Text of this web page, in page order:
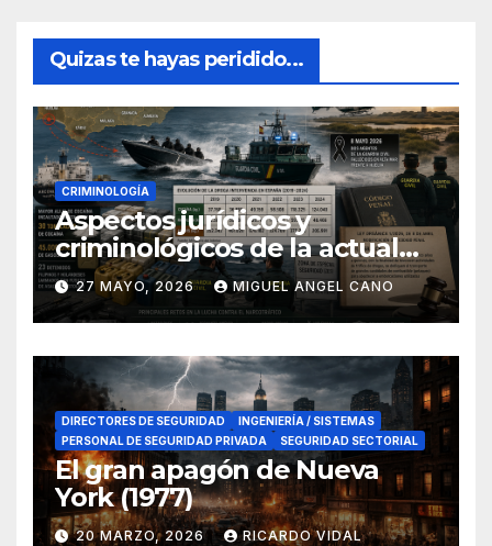
Quizas te hayas peridido...
CRIMINOLOGÍA
Aspectos jurídicos y
criminológicos de la actual
lucha contra el narcotráfico
en el sur de España
27 MAYO, 2026 MIGUEL ANGEL CANO
DIRECTORES DE SEGURIDAD
INGENIERÍA / SISTEMAS
PERSONAL DE SEGURIDAD PRIVADA
SEGURIDAD SECTORIAL
El gran apagón de Nueva
York (1977)
20 MARZO, 2026 RICARDO VIDAL